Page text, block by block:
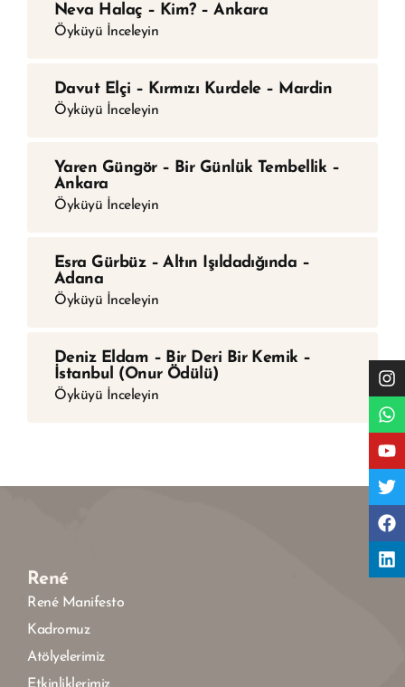
Neva Halaç – Kim? – Ankara
Öyküyü İnceleyin
Davut Elçi – Kırmızı Kurdele – Mardin
Öyküyü İnceleyin
Yaren Güngör – Bir Günlük Tembellik –
Ankara
Öyküyü İnceleyin
Esra Gürbüz – Altın Işıldadığında –
Adana
Öyküyü İnceleyin
Deniz Eldam – Bir Deri Bir Kemik –
İstanbul (Onur Ödülü)
Öyküyü İnceleyin
René
René Manifesto
Kadromuz
Atölyelerimiz